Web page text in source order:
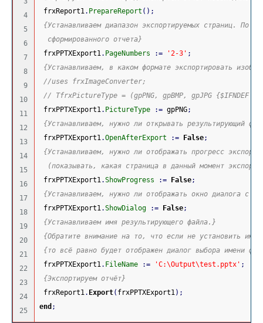
4
5
6
7
8
9
10
11
12
13
14
15
16
17
18
19
20
21
22
23
24
frxReport1. PrepareReport ( ) ;
{Устанавливаем диапазон экспортируемых страниц. По
сформированного отчета}
frxPPTXExport1. PageNumbers := '2-3' ;
{Устанавливаем, в каком формате экспортировать
//uses frxImageConverter;
// TfrxPictureType = (gpPNG, gpBMP, gpJPG {$IFNDEF
frxPPTXExport1. PictureType := gpPNG;
{Устанавливаем, нужно ли открывать результирующий
frxPPTXExport1.OpenAfterExport := False;
{Устанавливаем, нужно ли отображать прогресс экспорта
(показывать, какая страница в данный момент
frxPPTXExport1.ShowProgress := False;
{Устанавливаем, нужно ли отображать окно диалога с
frxPPTXExport1.ShowDialog := False;
{Устанавливаем имя результирующего файла.}
{Обратите внимание на то, что если не установить имя
{то всё равно будет отображен диалог выбора имени
frxPPTXExport1. FileName := 'C:\Output\test.pptx' ;
{Экспортируем отчёт}
frxReport1. Export( frxPPTXExport1) ;
end ;